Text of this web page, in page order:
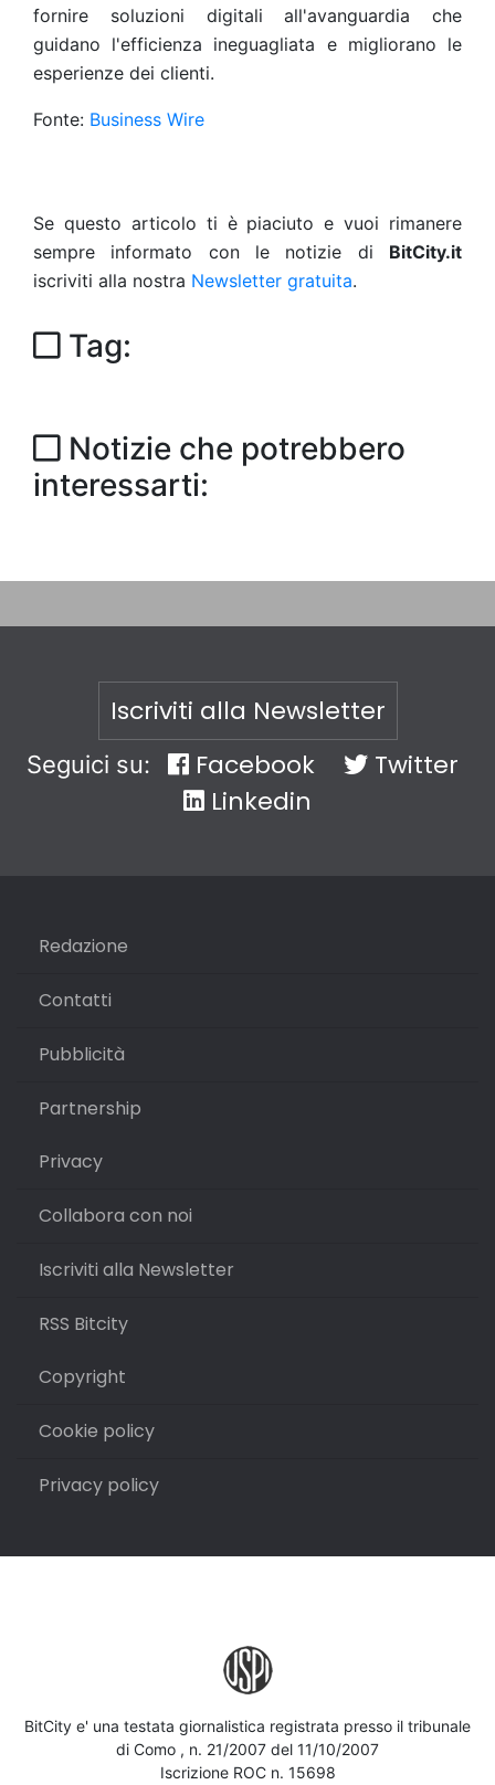
fornire soluzioni digitali all'avanguardia che
guidano l'efficienza ineguagliata e migliorano le
esperienze dei clienti.
Fonte: Business Wire
Se questo articolo ti è piaciuto e vuoi rimanere
sempre informato con le notizie di BitCity.it
iscriviti alla nostra Newsletter gratuita.
Tag:
Notizie che potrebbero
interessarti:
Iscriviti alla Newsletter
Seguici su: Facebook
Twitter
Linkedin
Redazione
Contatti
Pubblicità
Partnership
Privacy
Collabora con noi
Iscriviti alla Newsletter
RSS Bitcity
Copyright
Cookie policy
Privacy policy
BitCity e' una testata giornalistica registrata presso il tribunale
di Como , n. 21/2007 del 11/10/2007
Iscrizione ROC n. 15698